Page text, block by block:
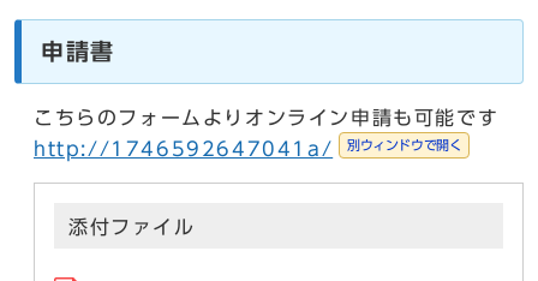
申請書
こちらのフォームよりオンライン申請も可能です
http://1746592647041a/
別ウィンドウで開く
添付ファイル